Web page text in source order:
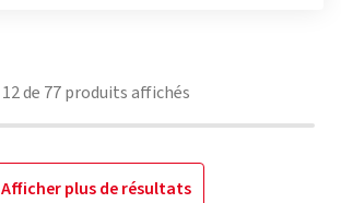
12de 77produits affichés
Afficher plus de résultats